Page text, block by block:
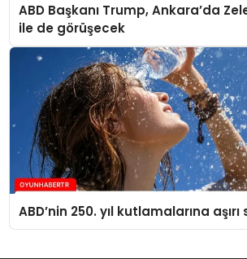
ABD Başkanı Trump, Ankara’da
ile de görüşecek
ABD’nin 250. yıl kutlamalarına